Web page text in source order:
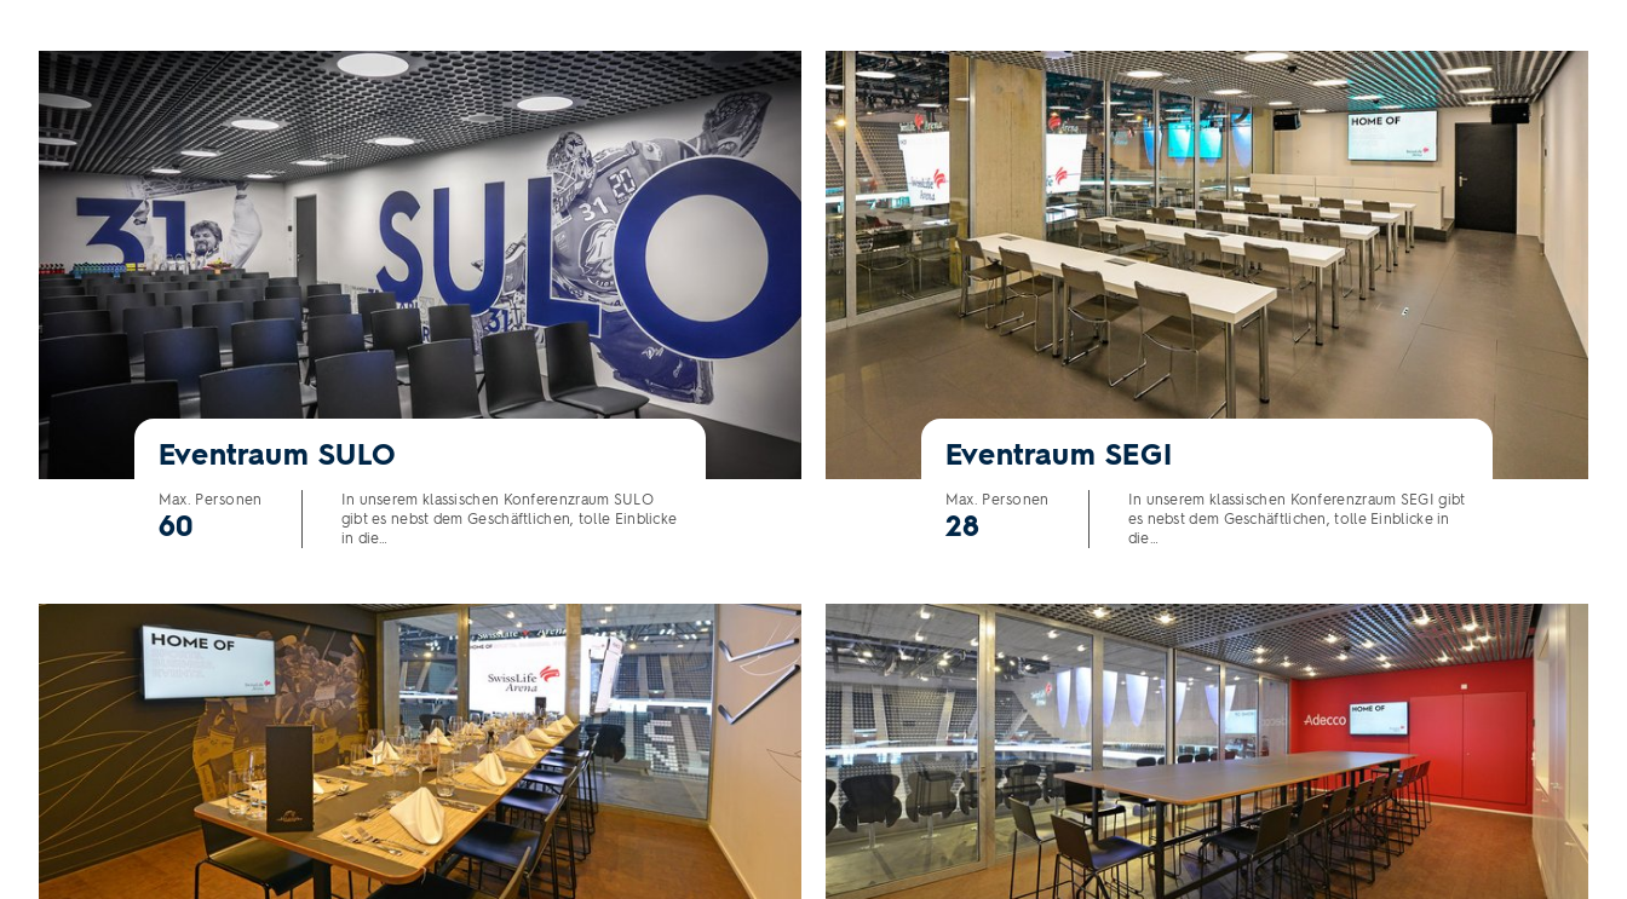
Eventraum SULO
Max. Personen
60
In unserem klassischen Konferenzraum SULO
gibt es nebst dem Geschäftlichen, tolle Einblicke
in die…
Eventraum SULO
Eventraum SEGI
Max. Personen
28
In unserem klassischen Konferenzraum SEGI gibt
es nebst dem Geschäftlichen, tolle Einblicke in
die…
Eventraum SEGI
Eventraum Doppelloge